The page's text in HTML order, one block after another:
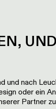
und nach
oder ein
Partner